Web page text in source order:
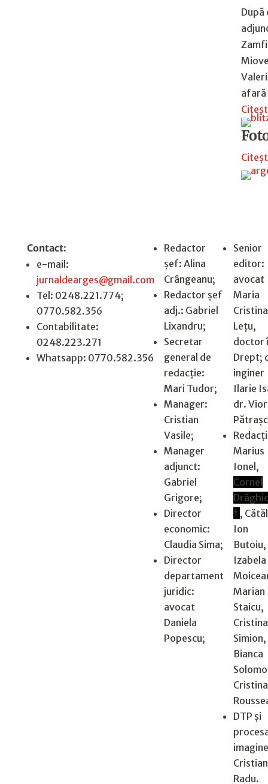
Contact:
e-mail:
jurnaldearges@gmail.com
Tel: 0248.221.774;
0770.582.356
Contabilitate:
0248.223.271
Whatsapp: 0770.582.356
Redactor
șef: Alina
Crângeanu;
Redactor șef
adj.: Gabriel
Lixandru;
Secretar
general de
redacție:
Mari Tudor;
Manager:
Cristian
Vasile;
Manager
adjunct:
Gabriel
Grigore;
Director
economic:
Claudia Sima;
Director
departament
juridic:
avocat
Daniela
Popescu;
Senior
editor:
avocat
Maria
Cristina
Leţu,
doctor
Drept;
inginer
Ilarie
dr.
Marius
Ionel,
Cornel
† ,
Ion
Butoiu,
Izabela
Marian
Staicu,
Cristina
Simion,
Bianca
Cristina
DTP și
Cristian
Radu.